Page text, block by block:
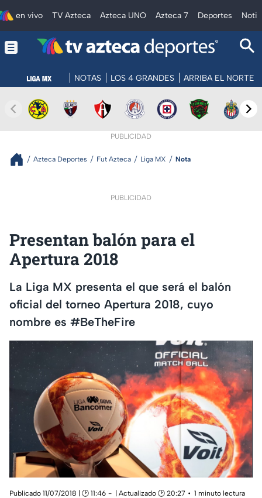
en vivo TV Azteca Azteca UNO Azteca 7 Deportes
NOTAS LOS 4 GRANDES ARRIBA EL NORTE
PUBLICIDAD
Azteca Deportes Fut Azteca Liga MX Nota
PUBLICIDAD
Presentan balón para el
Apertura 2018
La Liga MX presenta el que será el balón
oficial del torneo Apertura 2018, cuyo
nombre es #BeTheFire
Publicado 11/07/2018 | 🕑 11:46 | Actualizado 🕑 20:27
1 minuto lectura